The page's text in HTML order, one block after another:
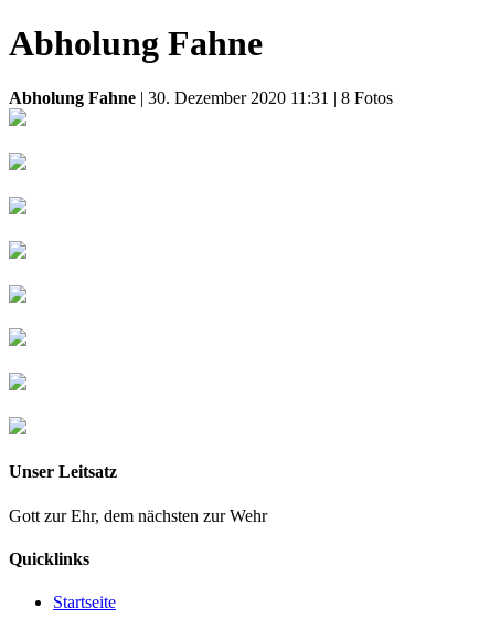
Abholung Fahne
Abholung Fahne | 30. Dezember 2020 11:31 | 8 Fotos
Unser Leitsatz
Gott zur Ehr, dem nächsten zur Wehr
Quicklinks
Startseite